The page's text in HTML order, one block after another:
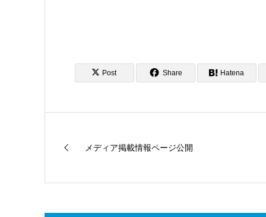
Post Share Hatena
メディア掲載情報ページ公開